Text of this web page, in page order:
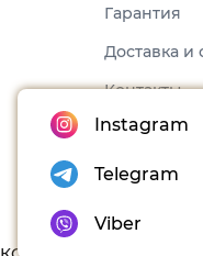
Гарантия
Доставка и
Контакты
Набори
Instagram
Telegram
Viber